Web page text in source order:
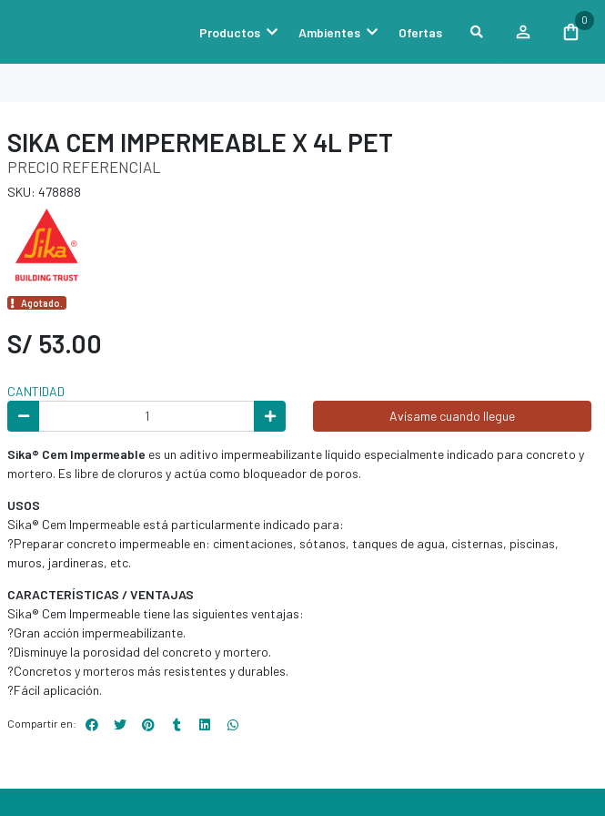
Productos Ambientes Ofertas
0
SIKA CEM IMPERMEABLE X 4L PET
PRECIO REFERENCIAL
SKU: 478888
Agotado.
S/ 53.00
CANTIDAD
Avísame cuando llegue
Sika® Cem Impermeable es un aditivo impermeabilizante líquido especialmente indicado para concreto y
mortero. Es libre de cloruros y actúa como bloqueador de poros.
USOS
Sika® Cem Impermeable está particularmente indicado para:
?Preparar concreto impermeable en: cimentaciones, sótanos, tanques de agua, cisternas, piscinas,
muros, jardineras, etc.
CARACTERÍSTICAS / VENTAJAS
Sika® Cem Impermeable tiene las siguientes ventajas:
?Gran acción impermeabilizante.
?Disminuye la porosidad del concreto y mortero.
?Concretos y morteros más resistentes y durables.
?Fácil aplicación.
Compartir en: